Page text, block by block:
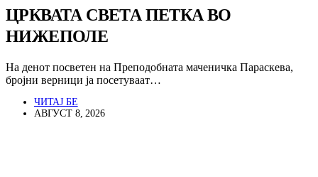
ЦРКВАТА СВЕТА ПЕТКА ВО
НИЖЕПОЛЕ
На денот посветен на Преподобната маченичка Параскева,
бројни верници ја посетуваат…
ЧИТАЈ БЕ
АВГУСТ 8, 2026